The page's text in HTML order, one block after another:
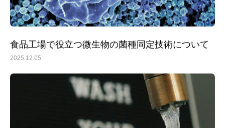
食品工場で役立つ微生物の菌種同定技術について
2025.12.05